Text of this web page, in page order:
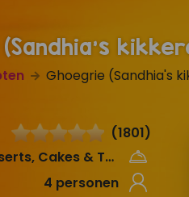
(Sandhia's
Ghoegrie (Sandhia's
(1801)
Voorafjes, Desserts, Cakes & Taarten
4 personen